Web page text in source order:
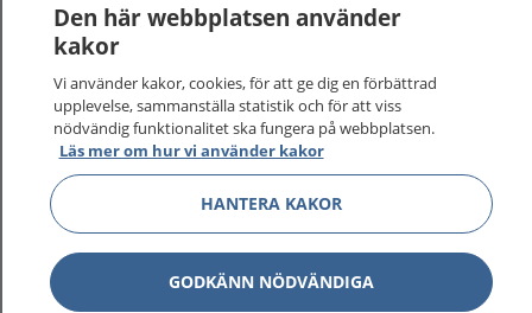
1177 på flera språk
Om 1177
Kontakt Visa
Den här webbplatsen använder
kakor
Vi använder kakor, cookies, för att ge dig en förbättrad
upplevelse, sammanställa statistik och för att viss
nödvändig funktionalitet ska fungera på webbplatsen.
Läs mer om hur vi använder kakor
HANTERA KAKOR
GODKÄNN NÖDVÄNDIGA